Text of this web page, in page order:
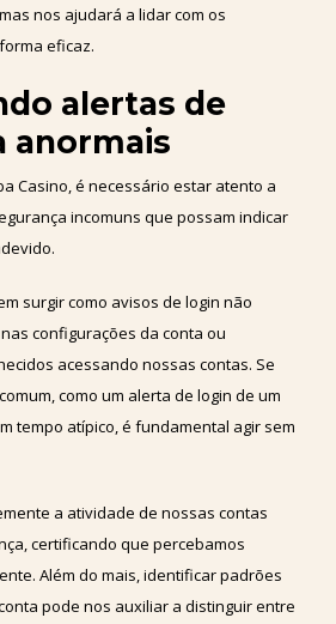
nos ajudará a lidar com os
eficaz.
alertas de
anormais
Casino, é necessário estar atento a
incomuns que possam indicar
surgir como avisos de login não
configurações da conta ou
acessando nossas contas. Se
como um alerta de login de um
tempo atípico, é fundamental agir sem
a atividade de nossas contas
certificando que percebamos
Além do mais, identificar padrões
pode nos auxiliar a distinguir entre